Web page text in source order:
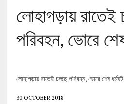
লোহাগড়ায় রাতেই
পরিবহন, ভোরে
লোহাগড়ায় রাতেই চলছে পরিবহন, ভোরে শেষ ধর্মঘট
30 OCTOBER 2018